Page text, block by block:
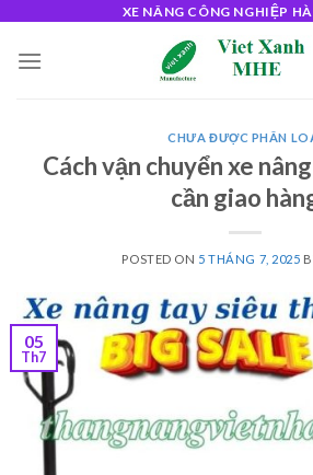
content
XE NÂNG CÔNG NGHIỆP
CHƯA ĐƯỢC PHÂN
Cách vận chuyển xe
cần giao
POSTED ON 5 THÁNG 7, 2025
05
Th7